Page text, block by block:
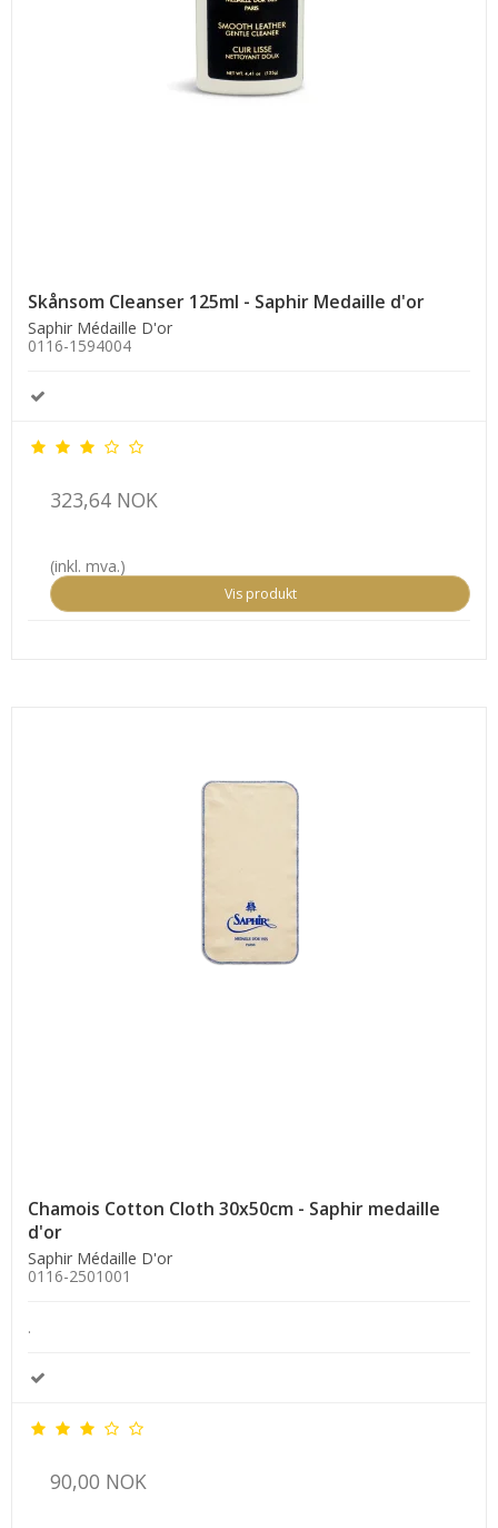
Skånsom Cleanser 125ml - Saphir Medaille d'or
Saphir Médaille D'or
0116-1594004
323,64 NOK
(inkl. mva.)
Vis produkt
Chamois Cotton Cloth 30x50cm - Saphir medaille
d'or
Saphir Médaille D'or
0116-2501001
.
90,00 NOK